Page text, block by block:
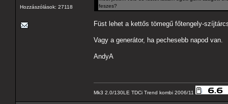
Hozzászólások: 27118
feszes?
Füst lehet a kettős tömegű főtengely-
Vagy a generátor, ha pechesebb napod van.
AndyA
Mk3 2.0/130LE TDCi Trend kombi 2006/11